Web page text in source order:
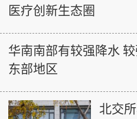
医疗创新生态圈
华南南部有较强降水
东部地区
北交